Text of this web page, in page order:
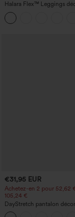
Halara Flex™ Leggings
jean à taille haute avec
€31,95 EUR
Achetez-en 2 pour 52,62
105,24 €
DayStretch pantalon
haute à jambe en forme de